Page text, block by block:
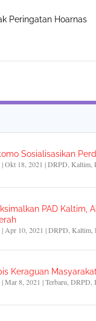
Peringatan Hoarnas
Sosialisasikan
|Okt 18, 2021 |DRPD,Kaltim,
PAD Kaltim,
|Apr 10, 2021 |DRPD,Kaltim,
Keraguan
|Mar 8, 2021 |Terbaru,DRPD,